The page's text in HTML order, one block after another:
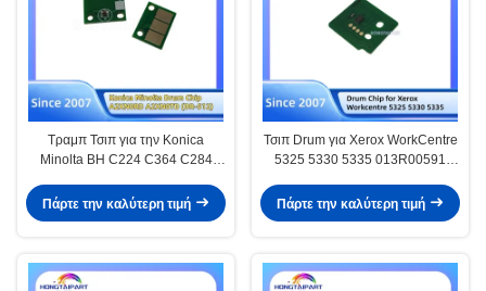
Τραμπ Τσιπ για την Konica
Minolta BH C224 C364 C284
C258 C308 A2XN0RD (DR-
512K) A2XN0TD (DR-512) DK-
Πάρτε την καλύτερη τιμή
Τσιπ Drum για Xerox WorkCentre
5325 5330 5335 013R00591
Hongtaipart
Πάρτε την καλύτερη τιμή